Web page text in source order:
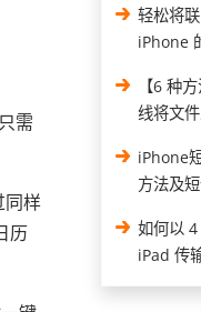
需
同样
历
轻松将
iPhone
【6 种
线将文
iPhone
方法及
如何以
iPad 传